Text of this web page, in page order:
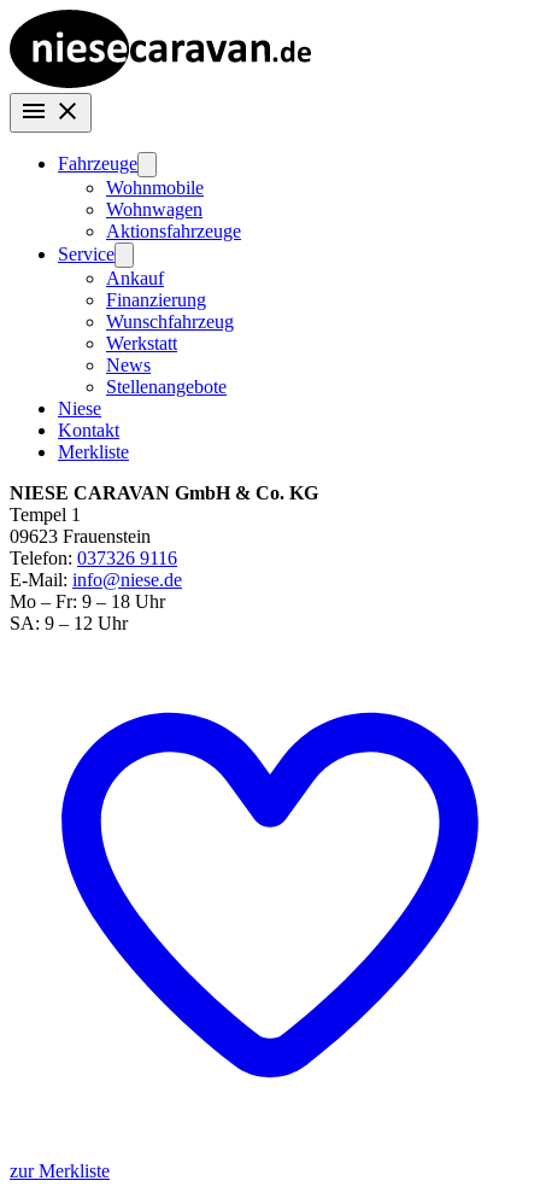
Fahrzeuge
Wohnmobile
Wohnwagen
Aktionsfahrzeuge
Service
Ankauf
Finanzierung
Wunschfahrzeug
Werkstatt
News
Stellenangebote
Niese
Kontakt
Merkliste
NIESE CARAVAN GmbH & Co. KG
Tempel 1
09623 Frauenstein
Telefon: 037326 9116
E-Mail: info@niese.de
Mo – Fr: 9 – 18 Uhr
SA: 9 – 12 Uhr
zur Merkliste